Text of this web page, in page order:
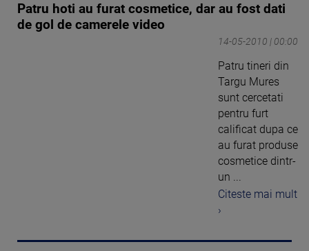
Patru hoti au furat cosmetice, dar au fost dati
de gol de camerele video
14-05-2010 | 00:00
Patru tineri din
Targu Mures
sunt cercetati
pentru furt
calificat dupa ce
au furat produse
cosmetice dintr-
un ...
Citeste mai mult
›